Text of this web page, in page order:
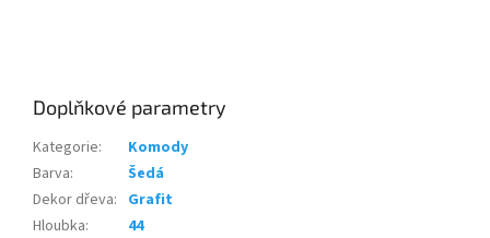
Doplňkové parametry
Kategorie:
Komody
Barva:
Šedá
Dekor dřeva: Grafit
Hloubka:
44